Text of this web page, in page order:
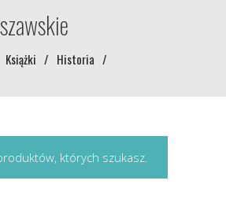
Książki / Historia /
których szukasz.